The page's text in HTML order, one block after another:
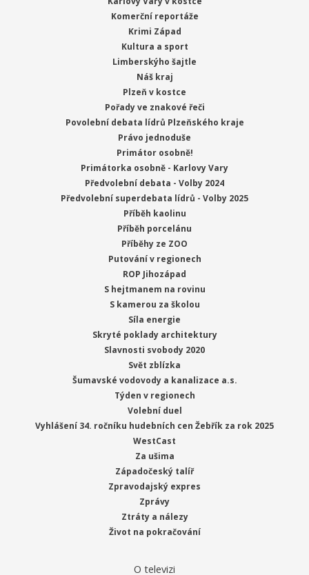
Komerční reportáže
Krimi Západ
Kultura a sport
Limberskýho šajtle
Náš kraj
Plzeň v kostce
Pořady ve znakové řeči
Povolební debata lídrů Plzeňského kraje
Právo jednoduše
Primátor osobně!
Primátorka osobně - Karlovy Vary
Předvolební debata - Volby 2024
Předvolební superdebata lídrů - Volby 2025
Příběh kaolinu
Příběh porcelánu
Příběhy ze ZOO
Putování v regionech
ROP Jihozápad
S hejtmanem na rovinu
S kamerou za školou
Síla energie
Skryté poklady architektury
Slavnosti svobody 2020
Svět zblízka
Šumavské vodovody a kanalizace a.s.
Týden v regionech
Volební duel
Vyhlášení 34. ročníku hudebních cen Žebřík za rok 2025
WestCast
Za ušima
Západočeský talíř
Zpravodajský expres
Zprávy
Ztráty a nálezy
Život na pokračování
O televizi